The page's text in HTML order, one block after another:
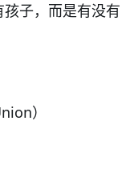
子，而是有没有
）